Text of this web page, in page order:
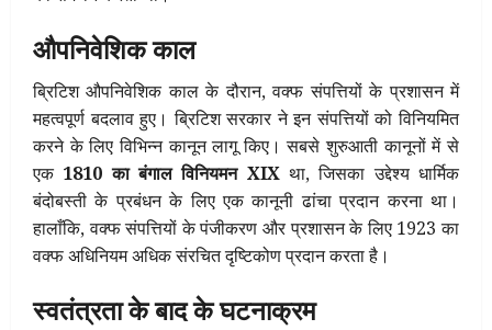
औपनिवेशिक काल
ब्रिटिश औपनिवेशिक काल के दौरान, वक्फ संपत्तियों के प्रशासन में
महत्वपूर्ण बदलाव हुए। ब्रिटिश सरकार ने इन संपत्तियों को विनियमित
करने के लिए विभिन्न कानून लागू किए। सबसे शुरुआती कानूनों में से
एक 1810 का बंगाल विनियमन XIXथा, जिसका उद्देश्य धार्मिक
बंदोबस्ती के प्रबंधन के लिए एक कानूनी ढांचा प्रदान करना था।
हालाँकि, वक्फ संपत्तियों के पंजीकरण और प्रशासन के लिए 1923 का
वक्फ अधिनियम अधिक संरचित दृष्टिकोण प्रदान करता है।
स्वतंत्रता के बाद के घटनाक्रम